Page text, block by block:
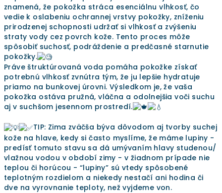
znamená, že pokožka stráca esenciálnu vlhkosť, čo
vedie k oslabeniu ochrannej vrstvy pokožky, zníženiu
prirodzenej schopnosti udržať si vlhkosť a zvýšeniu
straty vody cez povrch kože. Tento proces môže
spôsobiť suchosť, podráždenie a predčasné starnutie
pokožky.
Práve štruktúrovaná voda pomáha pokožke získať
potrebnú vlhkosť zvnútra tým, že ju lepšie hydratuje
priamo na bunkovej úrovni. Výsledkom je, že vaša
pokožka ostáva pružná, vláčna a odolnejšia voči suchu
aj v suchšom jesennom prostredí.
TIP: Zima zväčša býva dôvodom aj tvorby suchej
kože na hlave, kedy si často myslíme, že máme lupiny -
predísť tomuto stavu sa dá umývaním hlavy studenou/
vlažnou vodou v období zimy - v žiadnom prípade nie
teplou či horúcou - “lupiny” sú vtedy spôsobené
teplotným rozdielom a niekedy nestačí ani hodina či
dve na vyrovnanie teploty, než vyjdeme von.